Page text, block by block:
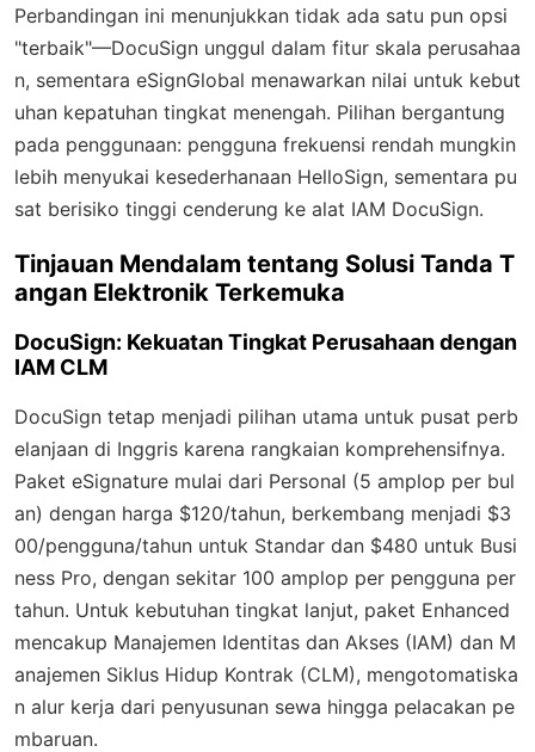
Perbandingan ini menunjukkan tidak ada satu pun opsi
"terbaik"—DocuSign unggul dalam fitur skala perusahaa
n, sementara eSignGlobal menawarkan nilai untuk kebut
uhan kepatuhan tingkat menengah. Pilihan bergantung
pada penggunaan: pengguna frekuensi rendah mungkin
lebih menyukai kesederhanaan HelloSign, sementara pu
sat berisiko tinggi cenderung ke alat IAM DocuSign.
Tinjauan Mendalam tentang Solusi Tanda T
angan Elektronik Terkemuka
DocuSign: Kekuatan Tingkat Perusahaan dengan
IAM CLM
DocuSign tetap menjadi pilihan utama untuk pusat perb
elanjaan di Inggris karena rangkaian komprehensifnya.
Paket eSignature mulai dari Personal (5 amplop per bul
an) dengan harga $120/tahun, berkembang menjadi $3
00/pengguna/tahun untuk Standar dan $480 untuk Busi
ness Pro, dengan sekitar 100 amplop per pengguna per
tahun. Untuk kebutuhan tingkat lanjut, paket Enhanced
mencakup Manajemen Identitas dan Akses (IAM) dan M
anajemen Siklus Hidup Kontrak (CLM), mengotomatiska
n alur kerja dari penyusunan sewa hingga pelacakan pe
mbaruan.